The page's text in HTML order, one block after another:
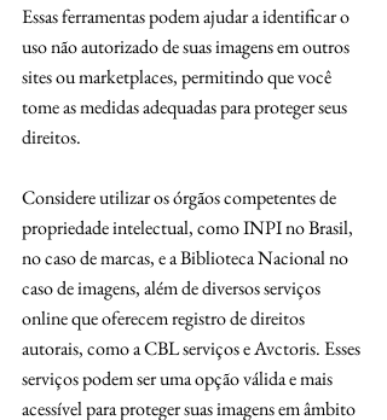
Essas ferramentas podem ajudar a identificar o
uso não autorizado de suas imagens em outros
sites ou marketplaces, permitindo que você
tome as medidas adequadas para proteger seus
direitos.
Considere utilizar os órgãos competentes de
propriedade intelectual, como INPI no Brasil,
no caso de marcas, e a Biblioteca Nacional no
caso de imagens, além de diversos serviços
online que oferecem registro de direitos
autorais, como a CBL serviços e Avctoris. Esses
serviços podem ser uma opção válida e mais
acessível para proteger suas imagens em âmbito